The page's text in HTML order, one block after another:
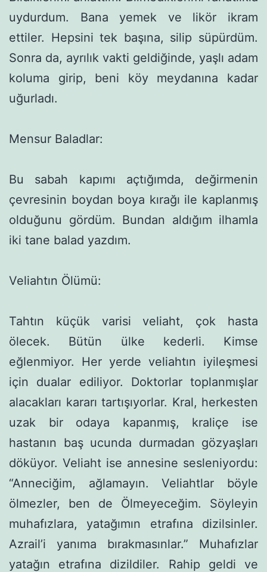
uydurdum. Bana yemek ve likör ikram
ettiler. Hepsini tek başına, silip süpürdüm.
Sonra da, ayrılık vakti geldiğinde, yaşlı adam
koluma girip, beni köy meydanına kadar
uğurladı.
Mensur Baladlar:
Bu sabah kapımı açtığımda, değirmenin
çevresinin boydan boya kırağı ile kaplanmış
olduğunu gördüm. Bundan aldığım ilhamla
iki tane balad yazdım.
Veliahtın Ölümü:
Tahtın küçük varisi veliaht, çok hasta
ölecek. Bütün ülke kederli. Kimse
eğlenmiyor. Her yerde veliahtın iyileşmesi
için dualar ediliyor. Doktorlar toplanmışlar
alacakları kararı tartışıyorlar. Kral, herkesten
uzak bir odaya kapanmış, kraliçe ise
hastanın baş ucunda durmadan gözyaşları
döküyor. Veliaht ise annesine sesleniyordu:
“Anneciğim, ağlamayın. Veliaht­lar böyle
ölmezler, ben de Ölmeyeceğim. Söyleyin
muhafızlara, yatağımın etrafına dizilsinler.
Azrail’i yanıma bırakmasınlar.” Muhafızlar
yata­ğın etrafına dizildiler. Rahip geldi ve